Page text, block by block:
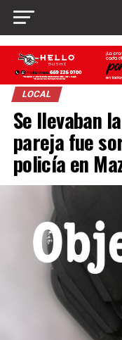
LOCAL
Se llevaban
pareja fue
policía en